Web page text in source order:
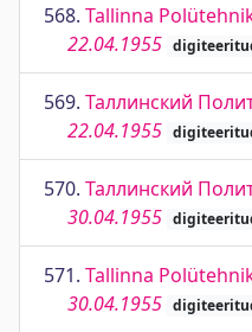
568. Tallinna
22.04.1955
569. Таллинский
22.04.1955
570. Таллинский
30.04.1955
571. Tallinna
30.04.1955